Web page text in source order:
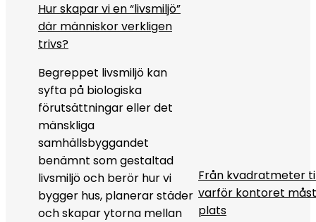
Hur skapar vi en “livsmiljö”
där människor verkligen
trivs?
Begreppet livsmiljö kan
syfta på biologiska
förutsättningar eller det
mänskliga
samhällsbyggandet
benämnt som gestaltad
livsmiljö och berör hur vi
bygger hus, planerar städer
och skapar ytorna mellan
Från kvadratmeter
varför kontoret
plats